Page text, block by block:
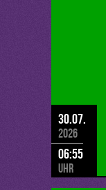
30.07.
2026
06:55
Uhr